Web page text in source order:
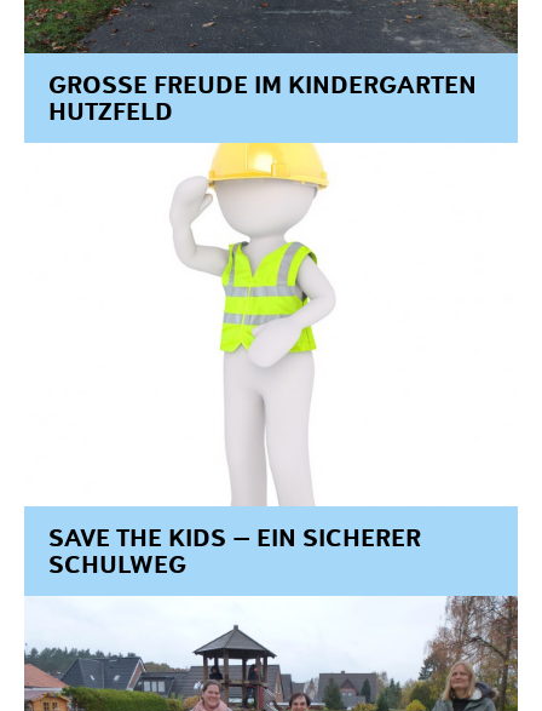
Förderantrag stellen
Satzung & Grundsätze
Jahresberichte
GROSSE FREUDE IM KINDERGARTEN H
UTZFELD
SAVE THE KIDS – EIN SICHERER
SCHULWEG